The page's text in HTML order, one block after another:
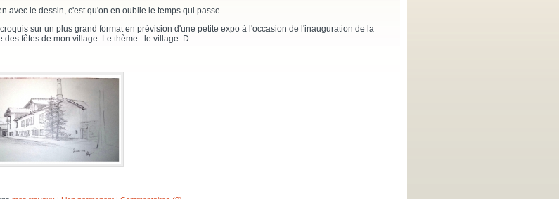
avec le dessin, c'est qu'on en oublie le temps qui passe.
sur un plus grand format en prévision d'une petite expo à l'occasion de l'inauguration de la
des fêtes de mon village. Le thème : le village :D